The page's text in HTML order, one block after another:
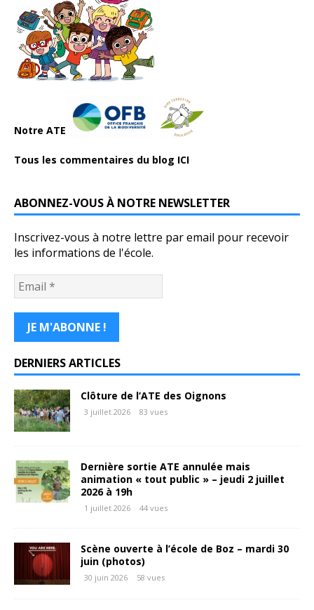
Notre ATE
Tous les commentaires du blog ICI
ABONNEZ-VOUS À NOTRE NEWSLETTER
Inscrivez-vous à notre lettre par email pour recevoir
les informations de l'école.
DERNIERS ARTICLES
Clôture de l’ATE des Oignons
3 juillet 2026 83 vues
Dernière sortie ATE annulée mais
animation « tout public » – jeudi 2 juillet
2026 à 19h
1 juillet 2026 44 vues
Scène ouverte à l’école de Boz – mardi 30
juin (photos)
30 juin 2026 58 vues